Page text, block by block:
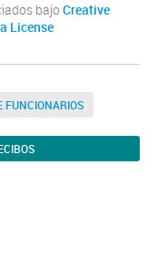
bajo Creative
License
FUNCIONARIOS